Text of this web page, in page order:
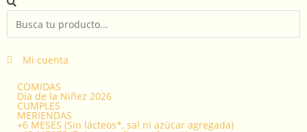
Mi cuenta
COMIDAS
Día de la Niñez 2026
CUMPLES
MERIENDAS
+6 MESES (Sin lácteos*, sal ni azúcar agregada)